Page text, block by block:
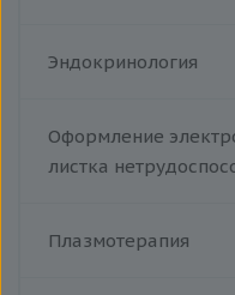
Эндокринология
Оформление
листка
Плазмотерапия